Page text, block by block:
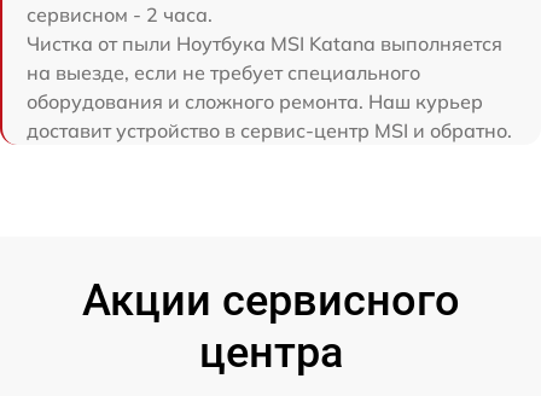
сервисном - 2 часа.
Чистка от пыли Ноутбука MSI Katana выполняется
на выезде, если не требует специального
оборудования и сложного ремонта. Наш курьер
доставит устройство в сервис-центр MSI и обратно.
Акции сервисного
центра